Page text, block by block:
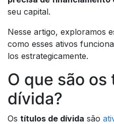
seu capital.
Nesse artigo, exploramos
como esses ativos
los estrategicamente.
O que são
dívida?
Os títulos de dívida são